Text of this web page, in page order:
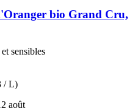
bio Grand Cru,
sensibles
/ L)
août